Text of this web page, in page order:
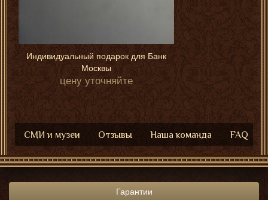
Индивидуальный подарок для Банк
Москвы
цену уточняйте
СМИ и музеи Отзывы Наша команда FAQ
Гарантии